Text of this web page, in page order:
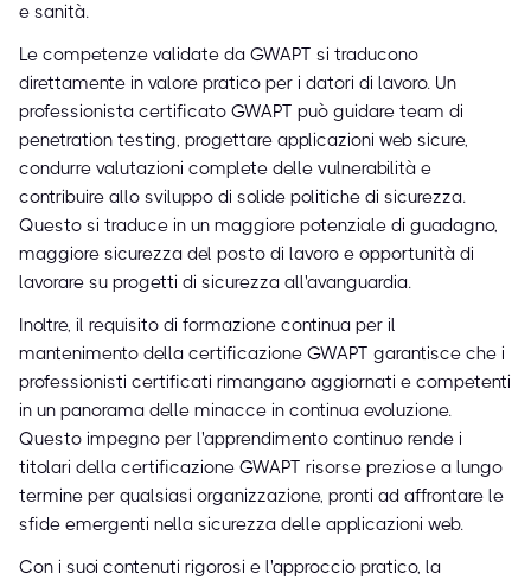
e sanità.
Le competenze validate da GWAPT si traducono
direttamente in valore pratico per i datori di lavoro. Un
professionista certificato GWAPT può guidare team di
penetration testing, progettare applicazioni web sicure,
condurre valutazioni complete delle vulnerabilità e
contribuire allo sviluppo di solide politiche di sicurezza.
Questo si traduce in un maggiore potenziale di guadagno,
maggiore sicurezza del posto di lavoro e opportunità di
lavorare su progetti di sicurezza all'avanguardia.
Inoltre, il requisito di formazione continua per il
mantenimento della certificazione GWAPT garantisce che i
professionisti certificati rimangano aggiornati e competenti
in un panorama delle minacce in continua evoluzione.
Questo impegno per l'apprendimento continuo rende i
titolari della certificazione GWAPT risorse preziose a lungo
termine per qualsiasi organizzazione, pronti ad affrontare le
sfide emergenti nella sicurezza delle applicazioni web.
Con i suoi contenuti rigorosi e l'approccio pratico, la